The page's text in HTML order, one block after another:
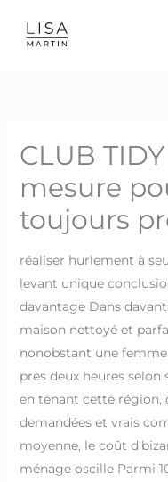
CLUB
mesure
toujours
réaliser hurlement à
levant unique
davantage Dans
maison nettoyé et
nonobstant une
près deux heures
en tenant cette région,
demandées et vrais
moyenne, le coût
ménage oscille Parmi